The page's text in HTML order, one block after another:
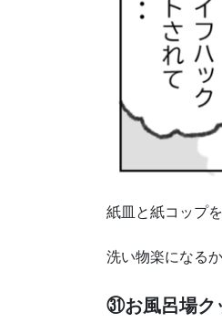
紙皿と紙コップ
洗い物楽になる
㉛お風呂場ク